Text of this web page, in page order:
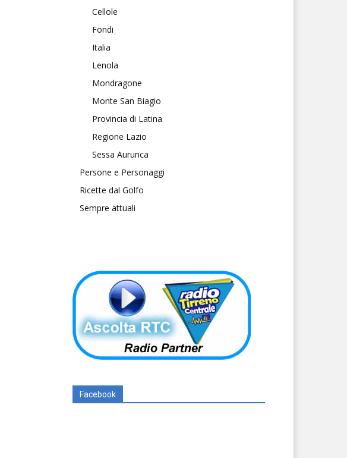
Cellole
Fondi
Italia
Lenola
Mondragone
Monte San Biagio
Provincia di Latina
Regione Lazio
Sessa Aurunca
Persone e Personaggi
Ricette dal Golfo
Sempre attuali
Facebook